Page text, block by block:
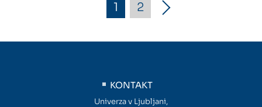
1 2
KONTAKT
Univerza v Ljubljani,